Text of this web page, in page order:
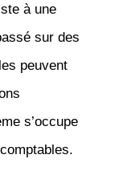
à une
sur des
peuvent
s’occupe